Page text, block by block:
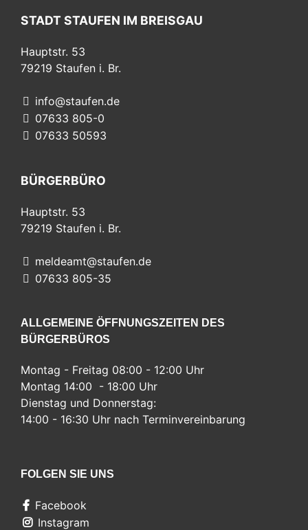
STADT STAUFEN IM BREISGAU
Hauptstr. 53
79219 Staufen i. Br.
info@staufen.de
07633 805-0
07633 50593
BÜRGERBÜRO
Hauptstr. 53
79219 Staufen i. Br.
meldeamt@staufen.de
07633 805-35
ALLGEMEINE ÖFFNUNGSZEITEN DES
BÜRGERBÜROS
Montag - Freitag 08:00 - 12:00 Uhr
Montag 14:00 - 18:00 Uhr
Dienstag und Donnerstag:
14:00 - 16:30 Uhr nach Terminvereinbarung
FOLGEN SIE UNS
Facebook
Instagram